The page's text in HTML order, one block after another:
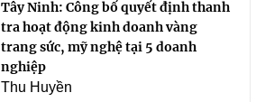
Tây Ninh: Công bố quyết định thanh
tra hoạt động kinh doanh vàng
trang sức, mỹ nghệ tại 5 doanh
nghiệp
Thu Huyền